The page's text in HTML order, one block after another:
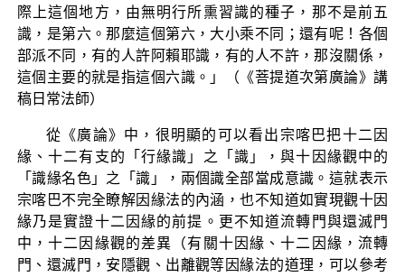
際上這個地方，由無明行所熏習識的種子，那不是前五
識，是第六。那麼這個第六，大小乘不同；還有呢！各個
部派不同，有的人許阿賴耶識，有的人不許，那沒關係，
這個主要的就是指這個六識。」（《菩提道次第廣論》講
稿日常法師）
從《廣論》中，很明顯的可以看出宗喀巴把十二因
緣、十二有支的「行緣識」之「識」，與十因緣觀中的
「識緣名色」之「識」，兩個識全部當成意識。這就表示
宗喀巴不完全瞭解因緣法的內涵，也不知道如實現觀十因
緣乃是實證十二因緣的前提。更不知道流轉門與還滅門
中，十二因緣觀的差異（有關十因緣、十二因緣，流轉
門、還滅門，安隱觀、出離觀等因緣法的道理，可以參考